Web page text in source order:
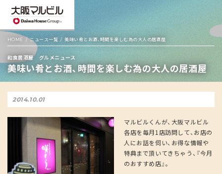
HOME ニュース一覧 美味い肴とお酒、時間を楽しむ為の大人の居酒屋
和食居酒屋 グルメニュース
美味い肴とお酒、時間を楽しむ為の大人の居酒屋
2014.10.01
マルビルくんが、大阪マルビル
各店を毎月1店訪問して、お店の
人にお話を伺い、お得な情報や
特典まで頂いてきちゃう、『今月
のおすすめ店』。